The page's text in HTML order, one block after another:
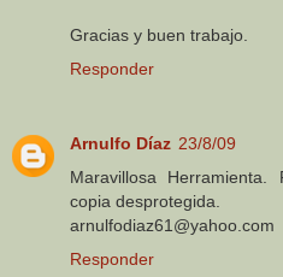
Gracias y buen trabajo.
Responder
Arnulfo Díaz 23/8/09
Maravillosa
copia desprotegida.
arnulfodiaz61@yahoo.com
Responder